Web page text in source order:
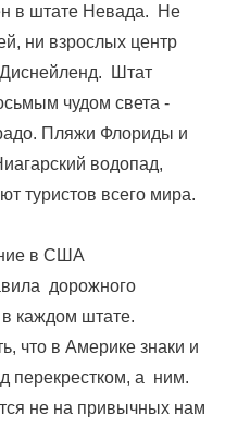
в штате Невада. Не
ни взрослых центр
Штат
чудом света -
Пляжи Флориды и
водопад,
туристов всего мира.
в США
дорожного
каждом штате.
что в Америке знаки и
перекрестком, а ним.
не на привычных нам